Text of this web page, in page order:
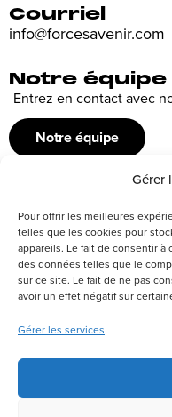
Gérer
Pour offrir les meilleures
telles que les cookies pour
appareils. Le fait de consentir
des données telles que le
sur ce site. Le fait de ne pas
avoir un effet négatif sur
Gérer les services
Courriel
info@forcesavenir.com
Notre équipe
Entrez en contact avec
Notre équipe
Recrutement
Découvrez nos offres
Postuler